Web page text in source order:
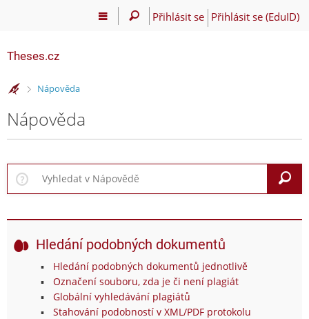
Přihlásit se Přihlásit se (EduID)
Theses.cz
>Nápověda
Nápověda
Hledání podobných dokumentů
Hledání podobných dokumentů jednotlivě
Označení souboru, zda je či není plagiát
Globální vyhledávání plagiátů
Stahování podobností v XML/PDF protokolu